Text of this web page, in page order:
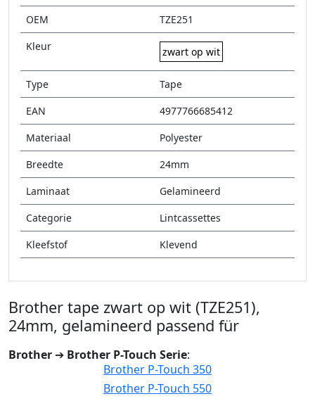
OEM
TZE251
Kleur
zwart op wit
Type
Tape
EAN
4977766685412
Materiaal
Polyester
Breedte
24mm
Laminaat
Gelamineerd
Categorie
Lintcassettes
Kleefstof
Klevend
Brother tape zwart op wit (TZE251),
24mm, gelamineerd passend für
Brother ➔ Brother P-Touch Serie:
Brother P-Touch 350
Brother P-Touch 550